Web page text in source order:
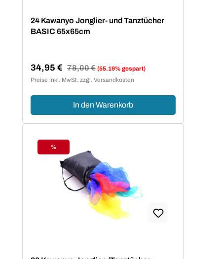
24 Kawanyo Jonglier- und Tanztücher
BASIC 65x65cm
Verkaufspreis:
34,95 € Regulärer Preis:
78,00 € (55.19% gespart)
Preise inkl. MwSt. zzgl. Versandkosten
In den Warenkorb
Rabatt
%